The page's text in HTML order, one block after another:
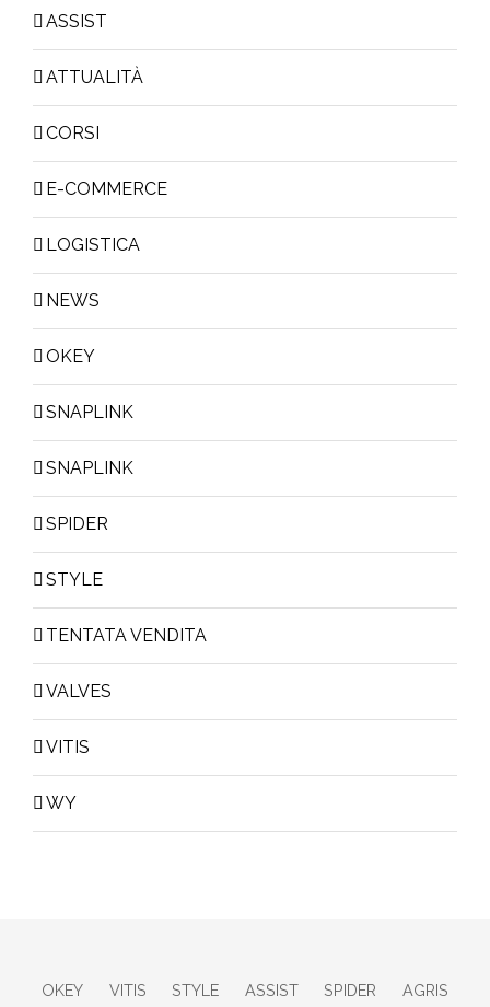
ASSIST
ATTUALITÀ
CORSI
E-COMMERCE
LOGISTICA
NEWS
OKEY
SNAPLINK
SNAPLINK
SPIDER
STYLE
TENTATA VENDITA
VALVES
VITIS
WY
OKEY VITIS STYLE ASSIST SPIDER AGRIS